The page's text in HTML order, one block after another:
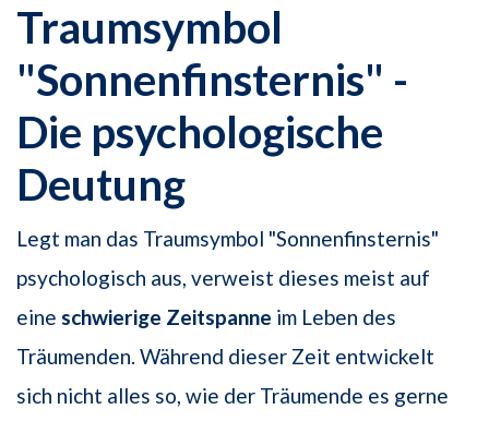
Traumsymbol
"Sonnenfinsternis" -
Die psychologische
Deutung
Legt man das Traumsymbol "Sonnenfinsternis"
psychologisch aus, verweist dieses meist auf
eine schwierige Zeitspanne im Leben des
Träumenden. Während dieser Zeit entwickelt
sich nicht alles so, wie der Träumende es gerne